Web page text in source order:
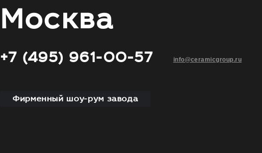
Москва
+7 (495) 961-00-57 info@ceramicgroup.ru
Фирменный шоу-рум завода